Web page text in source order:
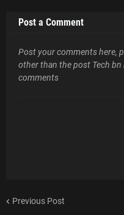
Post a Comment
Post your comments here,
other than the post Tech
comments
Previous Post